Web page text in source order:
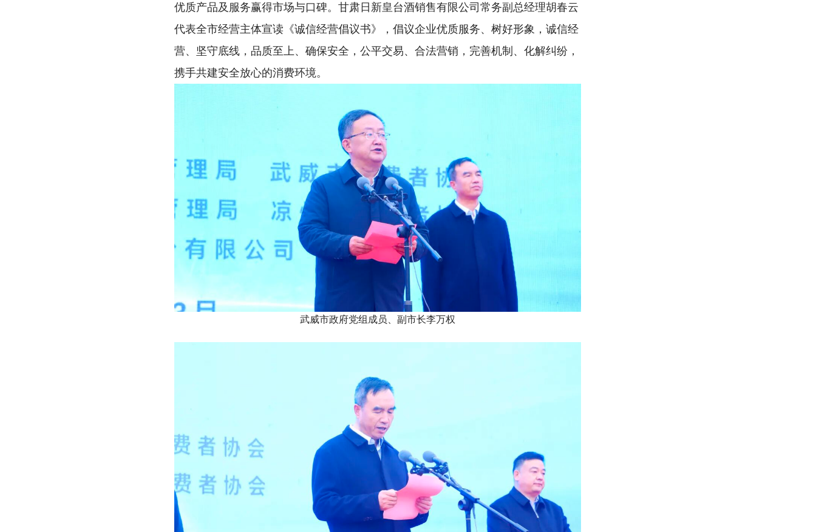
优质产品及服务赢得市场与口碑。甘肃日新皇台酒销售有限公司常务副总经理胡春云
代表全市经营主体宣读《诚信经营倡议书》，倡议企业优质服务、树好形象，诚信经
营、坚守底线，品质至上、确保安全，公平交易、合法营销，完善机制、化解纠纷，
携手共建安全放心的消费环境。
武威市政府党组成员、副市长李万权